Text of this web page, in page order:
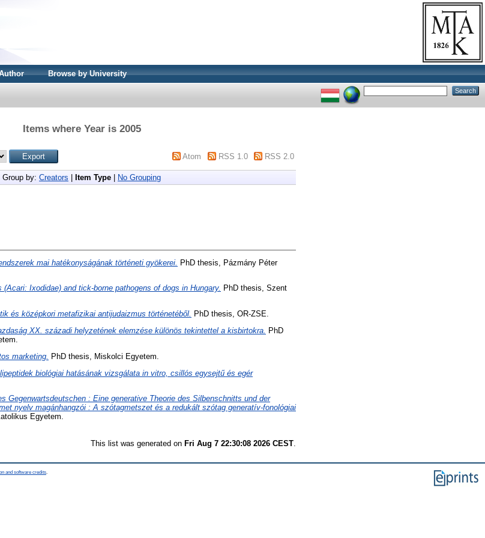
Browse by University
Items where Year is 2005
Atom RSS 1.0 RSS 2.0
Group by: Creators Item Type No Grouping
mai hatékonyságának történeti gyökerei. PhD thesis, Pázmány Péter
Ixodidae) and tick-borne pathogens of dogs in Hungary. PhD thesis, Szent
és középkori metafizikai antijudaizmus történetéből. PhD thesis, OR-ZSE.
XX. századi helyzetének elemzése különös tekintettel a kisbirtokra.
PhD
marketing.
PhD thesis, Miskolci Egyetem.
biológiai hatásának vizsgálata in vitro, csillós egysejtű és egér
Gegenwartsdeutschen : Eine generative Theorie des Silbenschnitts und der
nyelv magánhangzói : A szótagmetszet és a redukált szótag generatív-fonológiai
Egyetem.
This list was generated on Fri Aug 7 22:30:08 2026 CEST.
and software credits